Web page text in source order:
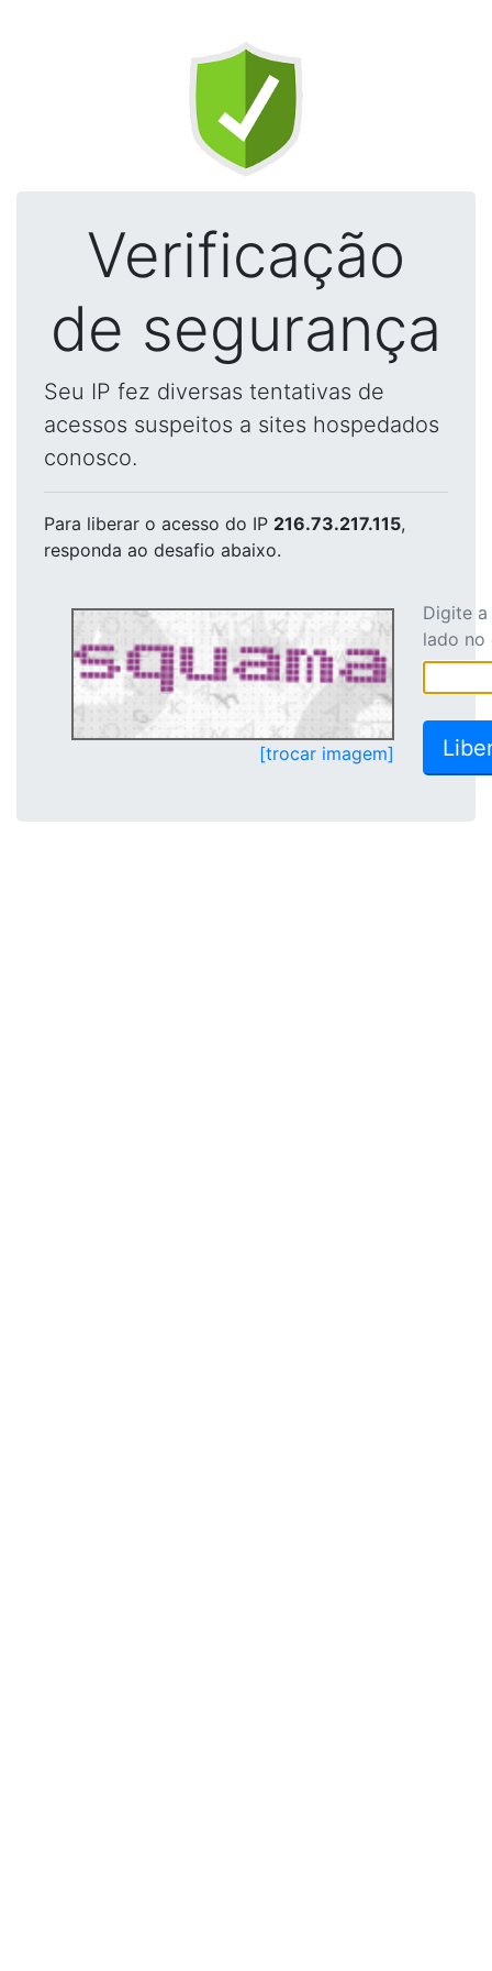
Verificação
de segurança
Seu IP fez diversas tentativas de
acessos suspeitos a sites hospedados
conosco.
Para liberar o acesso do IP 216.73.217.115,
responda ao desafio abaixo.
[trocar imagem]
Digite
lado no